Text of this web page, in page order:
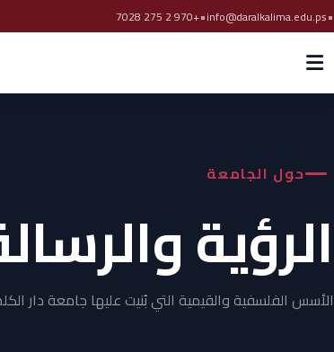
•
info@daralkalima.edu.ps
•
+970 2 275 7028
حول الجامعة
الرؤية
الأسس الفلسفية والقيمية التي بُنيت عليها جامعة دار